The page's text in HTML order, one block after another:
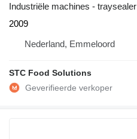
Industriële machines - traysealer
2009
Nederland, Emmeloord
STC Food Solutions